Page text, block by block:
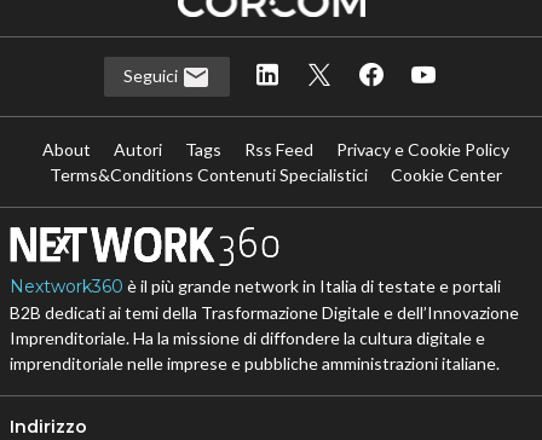
Seguici
About Autori Tags Rss Feed
Privacy e Cookie Policy
Terms&Conditions Contenuti Specialistici
Cookie Center
Nextwork360 è il più grande network in Italia di testate e portali
B2B dedicati ai temi della Trasformazione Digitale e dell’Innovazione
Imprenditoriale. Ha la missione di diffondere la cultura digitale e
imprenditoriale nelle imprese e pubbliche amministrazioni italiane.
Indirizzo